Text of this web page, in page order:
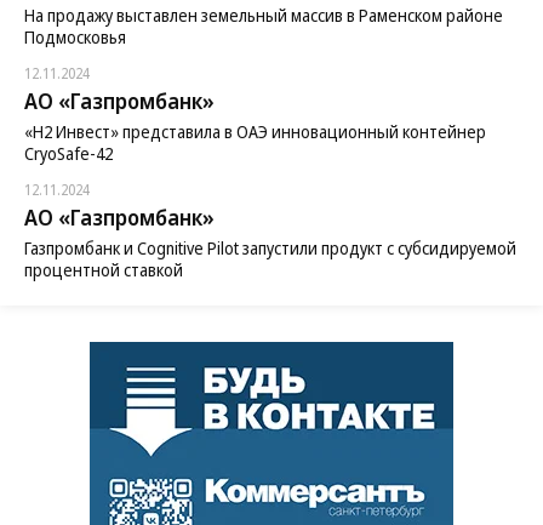
На продажу выставлен земельный массив в Раменском районе
Подмосковья
12.11.2024
АО «Газпромбанк»
«H2 Инвест» представила в ОАЭ инновационный контейнер
CryoSafe-42
12.11.2024
АО «Газпромбанк»
Газпромбанк и Cognitive Pilot запустили продукт с субсидируемой
процентной ставкой